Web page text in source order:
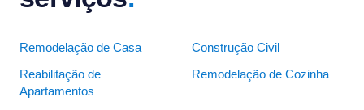
Remodelação de Casa Construção Civil
Reabilitação de
Apartamentos
Remodelação de Cozinha